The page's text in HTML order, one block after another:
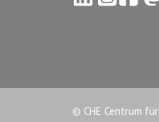
© CHE Centrum für